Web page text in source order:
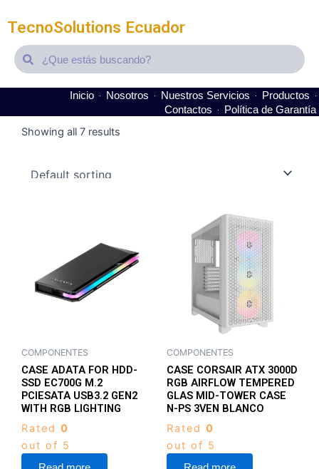
TecnoSolutions Ecuador
SearchSearch
Inicio Nosotros Nuestros Servicios
Productos
Contactos
Política de Garantía
Showing all 7 results
COMPONENTES
CASE ADATA FOR HDD-
SSD EC700G M.2
PCIESATA USB3.2 GEN2
WITH RGB LIGHTING
Rated 0
out of 5
COMPONENTES
CASE CORSAIR ATX 3000D
RGB AIRFLOW TEMPERED
GLAS MID-TOWER CASE
N-PS 3VEN BLANCO
Rated 0
out of 5